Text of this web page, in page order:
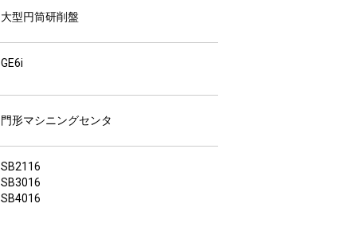
大型円筒研削盤
GE6i
門形マシニングセンタ
SB2116
SB3016
SB4016